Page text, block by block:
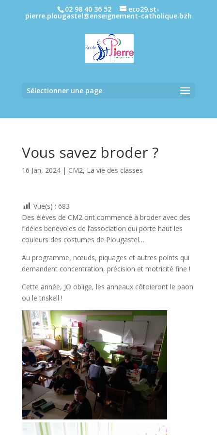
02 98 40 36 52 eco29.st-
pierre.plougastel@enseignement-catholique.bzh
Sélectionner une page
Vous savez broder ?
16 Jan, 2024| CM2, La vie des classes
Vue(s) : 683
Des élèves de CM2 ont commencé à broder avec des
fidèles bénévoles de l’association qui porte haut les
couleurs des costumes de Plougastel…
Au programme, nœuds, piquages et autres points qui
demandent concentration, précision et motricité fine !
Cette année, JO oblige, les anneaux côtoieront le paon
ou le triskell !